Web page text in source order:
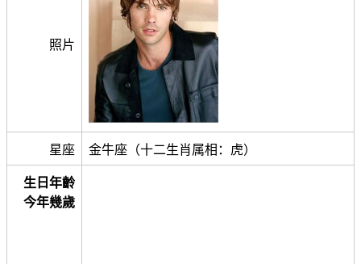
照片
星座 金牛座（十二生肖属相：虎）
生日年齡
今年幾歲